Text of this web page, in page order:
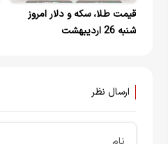
قیمت طلا، سکه و دلار امروز
شنبه 26 اردیبهشت
ارسال نظر